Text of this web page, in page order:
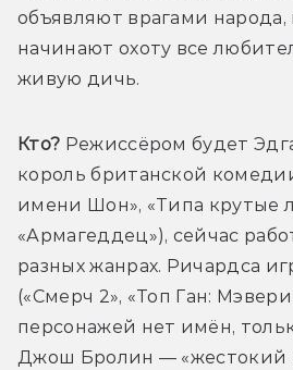
объявляют врагами народа,
начинают охоту все
живую дичь.
Кто? Режиссёром будет
король британской
имени Шон», «Типа крутые
«Армагеддец»), сейчас
разных жанрах. Ричардса
(«Смерч 2», «Топ Ган:
персонажей нет имён,
Джош Бролин — «жестокий